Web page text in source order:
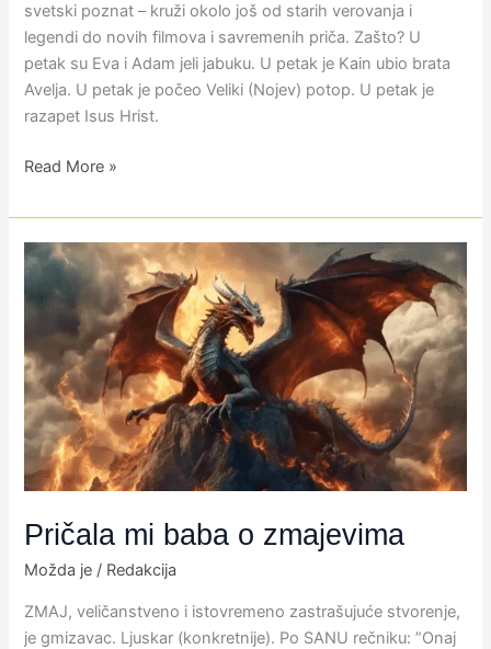
svetski poznat – kruži okolo još od starih verovanja i
legendi do novih filmova i savremenih priča. Zašto? U
petak su Eva i Adam jeli jabuku. U petak je Kain ubio brata
Avelja. U petak je počeo Veliki (Nojev) potop. U petak je
razapet Isus Hrist.
Read More »
Pričala mi baba o zmajevima
Možda je / Redakcija
​ZMAJ, veličanstveno i istovremeno zastrašujuće stvorenje,
je gmizavac. Ljuskar (konkretnije). Po SANU rečniku: ”Onaj
Pričala
mi
baba
zmajevima